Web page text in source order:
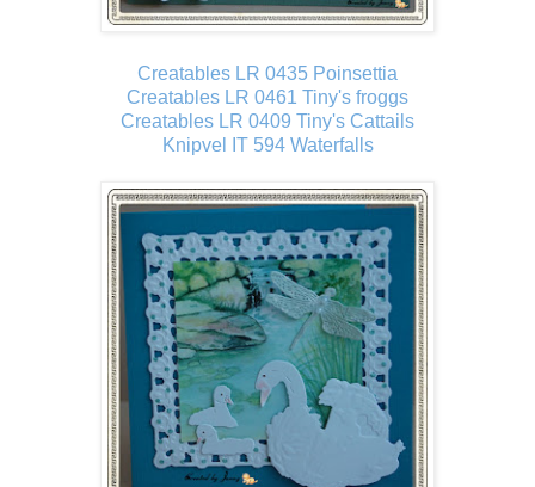
Creatables LR 0435 Poinsettia
Creatables LR 0461 Tiny's froggs
Creatables LR 0409 Tiny's Cattails
Knipvel IT 594 Waterfalls